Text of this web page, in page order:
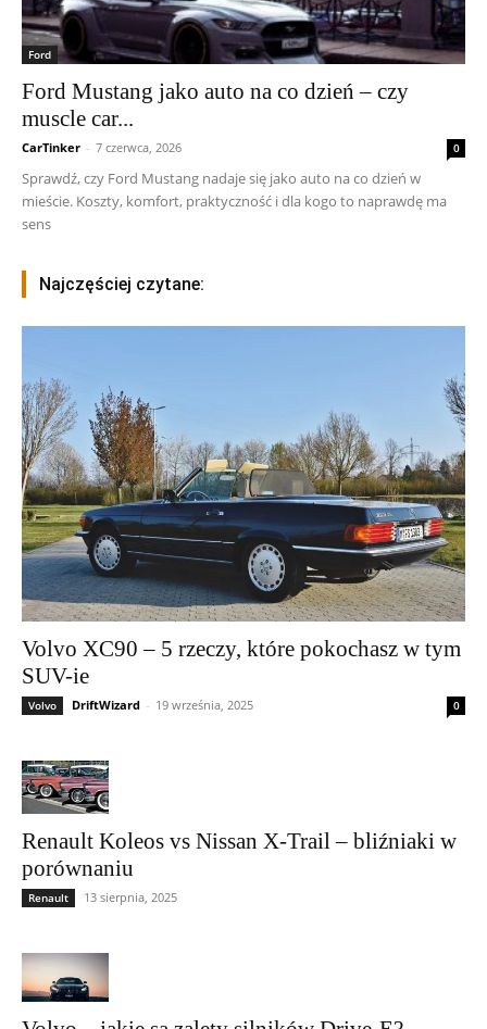
Ford
Ford Mustang jako auto na co dzień – czy
muscle car...
CarTinker - 7 czerwca, 2026 0
Sprawdź, czy Ford Mustang nadaje się jako auto na co dzień w
mieście. Koszty, komfort, praktyczność i dla kogo to naprawdę ma
sens
Najczęściej czytane:
Volvo XC90 – 5 rzeczy, które pokochasz w tym
SUV-ie
Volvo DriftWizard - 19 września, 2025 0
Renault Koleos vs Nissan X-Trail – bliźniaki w
porównaniu
Renault 13 sierpnia, 2025